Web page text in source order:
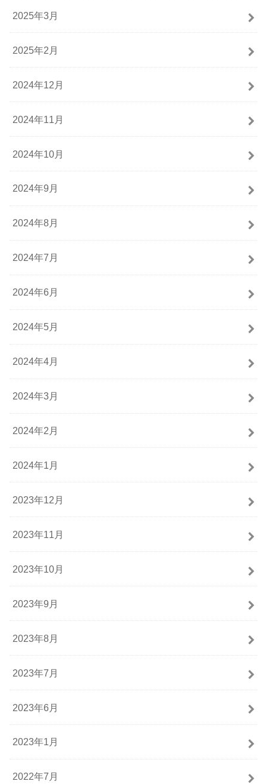
2025年3月
2025年2月
2024年12月
2024年11月
2024年10月
2024年9月
2024年8月
2024年7月
2024年6月
2024年5月
2024年4月
2024年3月
2024年2月
2024年1月
2023年12月
2023年11月
2023年10月
2023年9月
2023年8月
2023年7月
2023年6月
2023年1月
2022年7月